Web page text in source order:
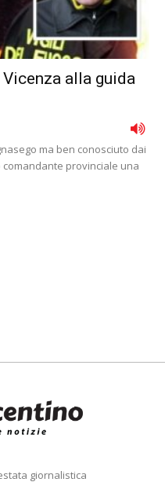
alla guida
ma ben conosciuto dai
provinciale una
giornalistica